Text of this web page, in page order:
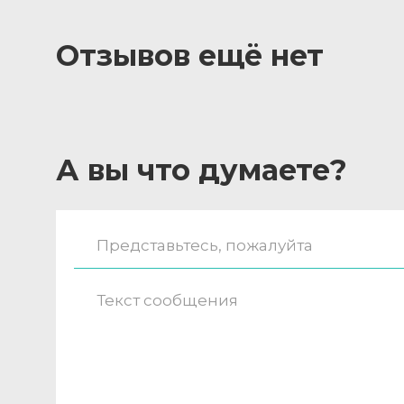
Отзывов ещё нет
А вы что думаете?